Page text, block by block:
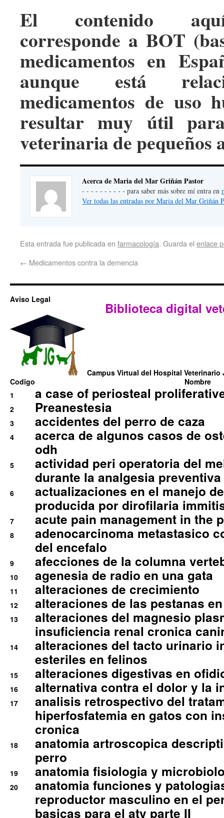
El contenido
corresponde a BOT
medicamentos en
aunque está
medicamentos de uso
resultar muy útil
veterinaria de pequeños
Acerca de Maria del Mar Griñán Pastor
- - - - - - - - - - para saber más sobre mí entra en
Ver todas las entradas por Maria del Mar Griñán
Esta entrada fue publicada en farmacología. Guarda el enlace
← Medicamentos contra la demencia
Aviso Legal
Biblioteca digital
Campus Virtual del Hospital Veterinario
Codigo
Nombre
1
a case of periosteal
2 Preanestesia
3 accidentes del perro de caza
4
acerca de algunos casos de
odh
5
actividad peri operatoria del
durante la analgesia
6
actualizaciones en el manejo
producida por dirofilaria
7 acute pain management in the
8
adenocarcinoma metastasico
del encefalo
9 afecciones de la columna
10 agenesia de radio en una gata
11 alteraciones de crecimiento
12 alteraciones de las pestanas
13
alteraciones del magnesio
insuficiencia renal cronica
14
alteraciones del tacto urinario
esteriles en felinos
15 alteraciones digestivas en
16 alternativa contra el dolor y la
17
analisis retrospectivo del
hiperfosfatemia en gatos con
cronica
18
anatomia artroscopica
perro
19 anatomia fisiologia y
20
anatomia funciones y
reproductor masculino en el
basicas para el atv parte II